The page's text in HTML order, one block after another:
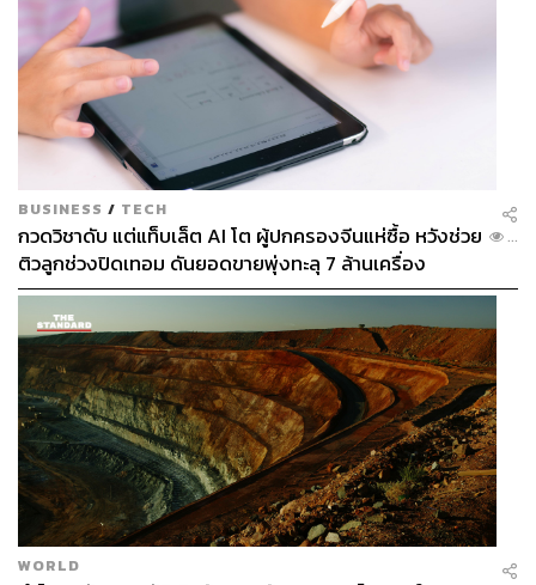
BUSINESS / TECH
กวดวิชาดับ แต่แท็บเล็ต AI โต ผู้ปกครองจีนแห่ซื้อ หวังช่วย
ติวลูกช่วงปิดเทอม ดันยอดขายพุ่งทะลุ 7 ล้านเครื่อง
...
WORLD